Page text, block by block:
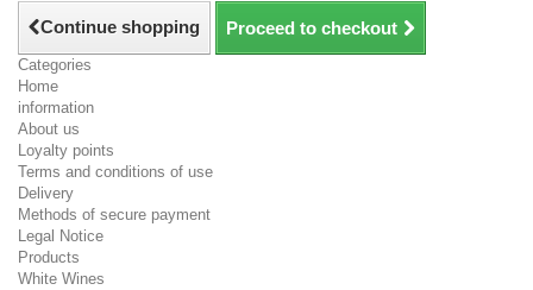
Continue shopping Proceed to checkout
Categories
Home
information
About us
Loyalty points
Terms and conditions of use
Delivery
Methods of secure payment
Legal Notice
Products
White Wines